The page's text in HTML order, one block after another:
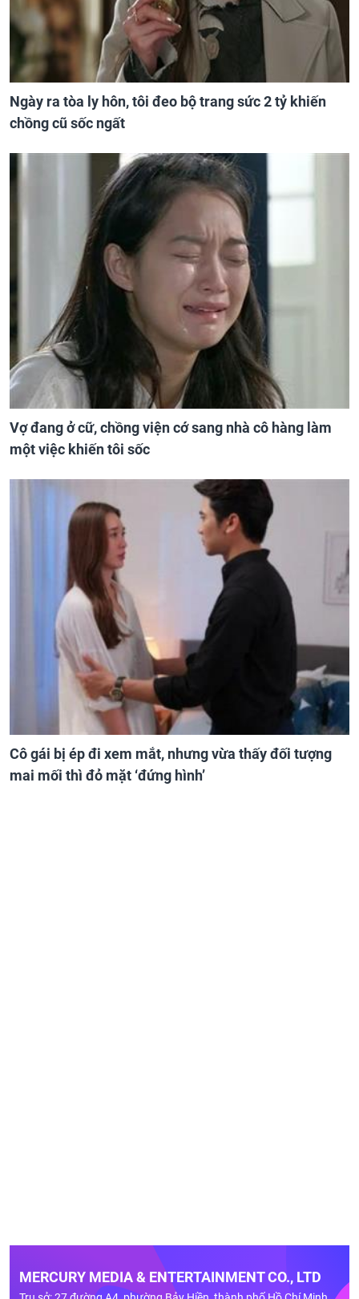
Ngày ra tòa ly hôn, tôi đeo bộ trang sức 2 tỷ khiến
chồng cũ sốc ngất
Vợ đang ở cữ, chồng viện cớ sang nhà cô hàng làm
một việc khiến tôi sốc
Cô gái bị ép đi xem mắt, nhưng vừa thấy đối tượng
mai mối thì đỏ mặt ‘đứng hình’
MERCURY MEDIA & ENTERTAINMENT CO., LTD